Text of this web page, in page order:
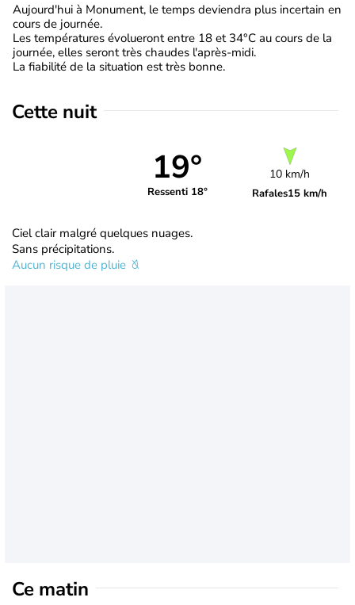
Aujourd'hui à Monument, le temps deviendra plus incertain en
cours de journée.
Les températures évolueront entre 18 et 34°C au cours de la
journée, elles seront très chaudes l'après-midi.
La fiabilité de la situation est très bonne.
Cette nuit
19°
Ressenti 18°
10 km/h
Rafales15 km/h
Ciel clair malgré quelques nuages.
Sans précipitations.
Aucun risque de pluie
Ce matin